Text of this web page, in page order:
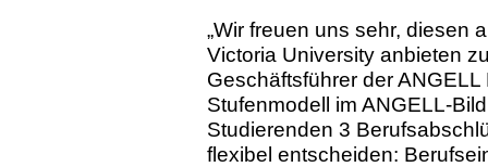
„Wir freuen uns sehr, diesen
Victoria University anbieten
Geschäftsführer der
Stufenmodell im ANGELL-
Studierenden 3
flexibel entscheiden: